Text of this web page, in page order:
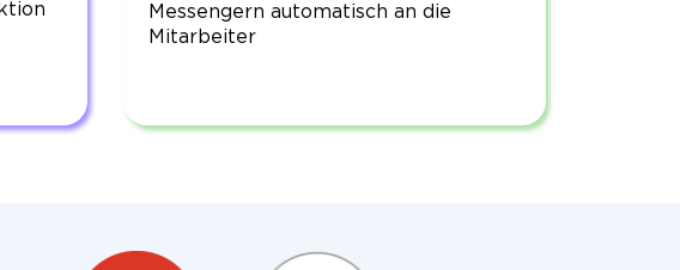
Messengern automatisch an die
Mitarbeiter